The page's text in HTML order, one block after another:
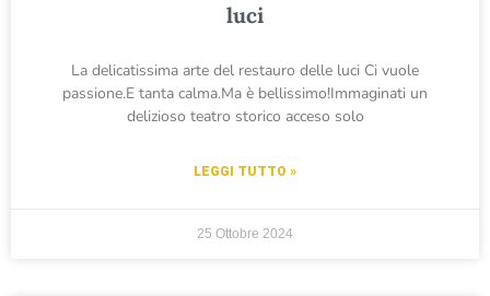
luci
La delicatissima arte del restauro delle luci Ci vuole
passione.E tanta calma.Ma è bellissimo!Immaginati un
delizioso teatro storico acceso solo
LEGGI TUTTO »
25 Ottobre 2024